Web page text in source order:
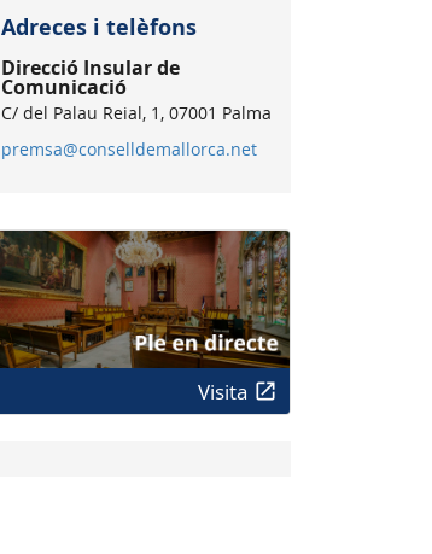
Adreces i telèfons
Direcció Insular de
Comunicació
C/ del Palau Reial, 1, 07001 Palma
premsa@conselldemallorca.net
Visita